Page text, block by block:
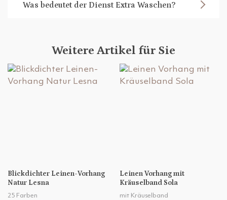
Was bedeutet der Dienst Extra Waschen?
Weitere Artikel für Sie
Blickdichter Leinen-Vorhang
Natur Lesna
25 Farben
Leinen Vorhang mit
Kräuselband Sola
mit Kräuselband